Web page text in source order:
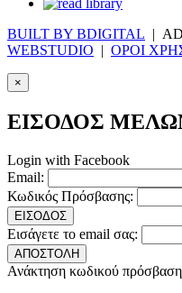
BUILT BY BDIGITAL |
WEBSTUDIO | ΟΡΟΙ
×
ΕΙΣΟΔΟΣ
Login with Facebook
Email:
Κωδικός Πρόσβασης:
ΕΙΣΟΔΟΣ
Εισάγετε το email σας:
ΑΠΟΣΤΟΛΗ
Ανάκτηση κωδικού